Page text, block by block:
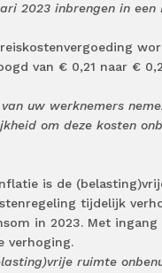
2023 inbrengen in een
van € 0,21 naar €
uw werknemers
om deze kosten
is de
tijdelijk
in 2023. Met ingang
verhoging.
ruimte